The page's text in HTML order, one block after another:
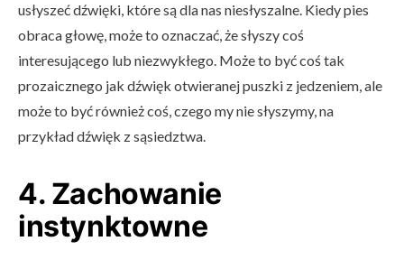
usłyszeć dźwięki, które są dla nas niesłyszalne. Kiedy pies
obraca głowę, może to oznaczać, że słyszy coś
interesującego lub niezwykłego. Może to być coś tak
prozaicznego jak dźwięk otwieranej puszki z jedzeniem, ale
może to być również coś, czego my nie słyszymy, na
przykład dźwięk z sąsiedztwa.
4. Zachowanie
instynktowne